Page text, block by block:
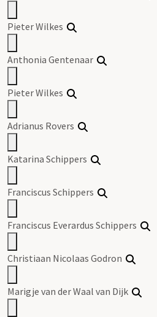
Pieter Wilkes
Anthonia Gentenaar
Pieter Wilkes
Adrianus Rovers
Katarina Schippers
Franciscus Schippers
Franciscus Everardus Schippers
Christiaan Nicolaas Godron
Marigje van der Waal van Dijk